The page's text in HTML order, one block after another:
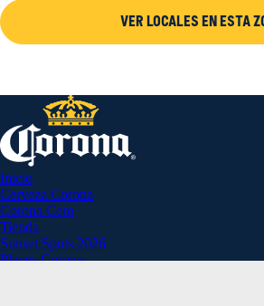
VER LOCALES EN ESTA
Inicio
Cerveza Corona
Corona Cero
Tienda
Sunset Spots 2026
Planes Corona